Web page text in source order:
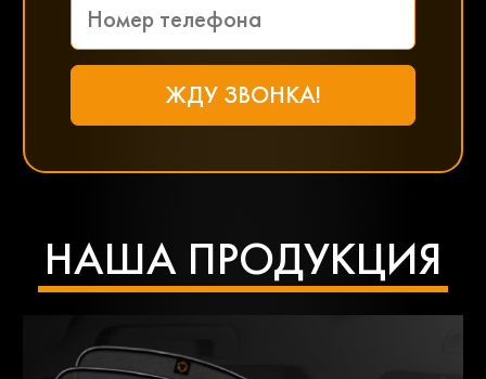
НАША ПРОДУКЦИЯ